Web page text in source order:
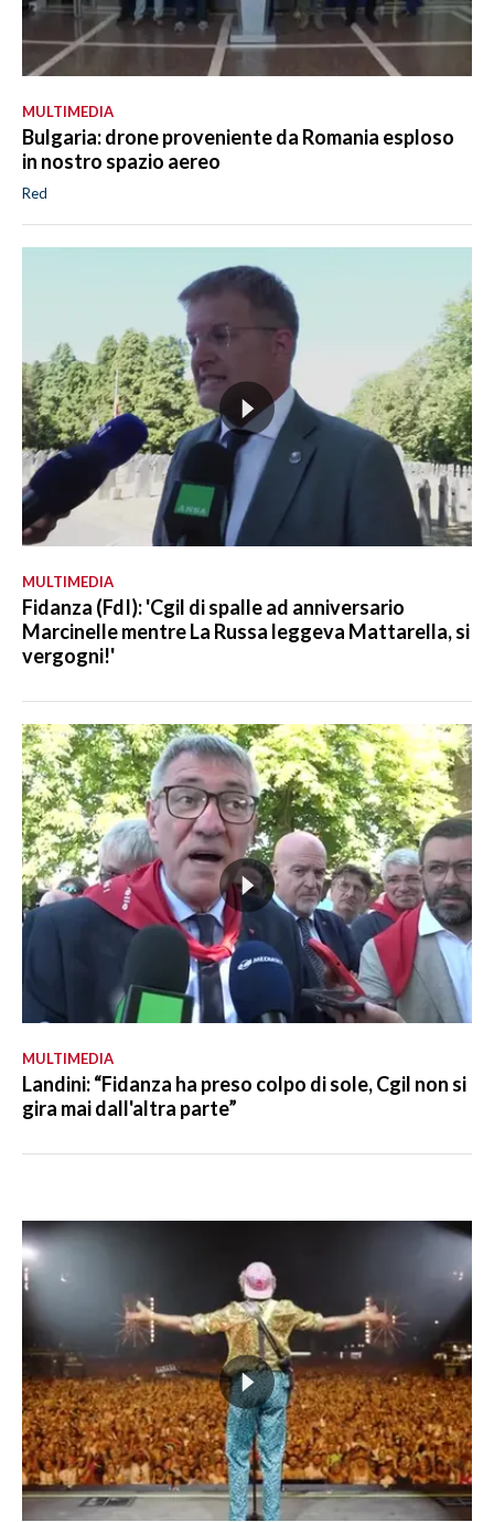
MULTIMEDIA
Bulgaria: drone proveniente da Romania esploso
in nostro spazio aereo
Red
MULTIMEDIA
Fidanza (FdI): 'Cgil di spalle ad anniversario
Marcinelle mentre La Russa leggeva Mattarella, si
vergogni!'
MULTIMEDIA
Landini: “Fidanza ha preso colpo di sole, Cgil non si
gira mai dall'altra parte”